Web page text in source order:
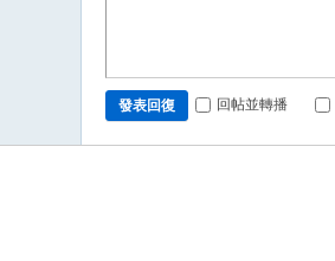
發表回復 回帖並轉播